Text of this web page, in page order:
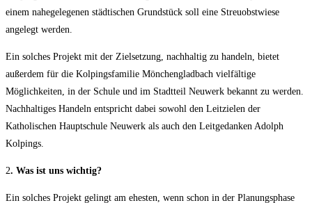
einem nahegelegenen städtischen Grundstück soll eine Streuobstwiese
angelegt werden.
Ein solches Projekt mit der Zielsetzung, nachhaltig zu handeln, bietet
außerdem für die Kolpingsfamilie Mönchengladbach vielfältige
Möglichkeiten, in der Schule und im Stadtteil Neuwerk bekannt zu werden.
Nachhaltiges Handeln entspricht dabei sowohl den Leitzielen der
Katholischen Hauptschule Neuwerk als auch den Leitgedanken Adolph
Kolpings.
2. Was ist uns wichtig?
Ein solches Projekt gelingt am ehesten, wenn schon in der Planungsphase